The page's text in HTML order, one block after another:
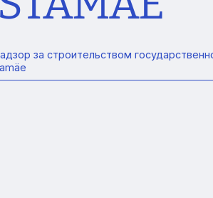
за строительством